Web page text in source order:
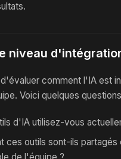
niveau
comment l'IA est
Voici quelques
d'IA utilisez-vous
ces outils sont-ils partagés